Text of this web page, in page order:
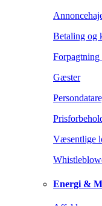
Betaling og
Forpagtning
Gæster
Væsentlige
Energi &